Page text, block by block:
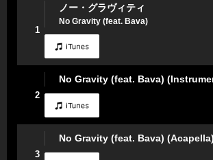
1
ノー・グラヴィティ
No Gravity (feat. Bava)
2
No Gravity (feat. Bava)
3
No Gravity (feat. Bava) (Acapella)